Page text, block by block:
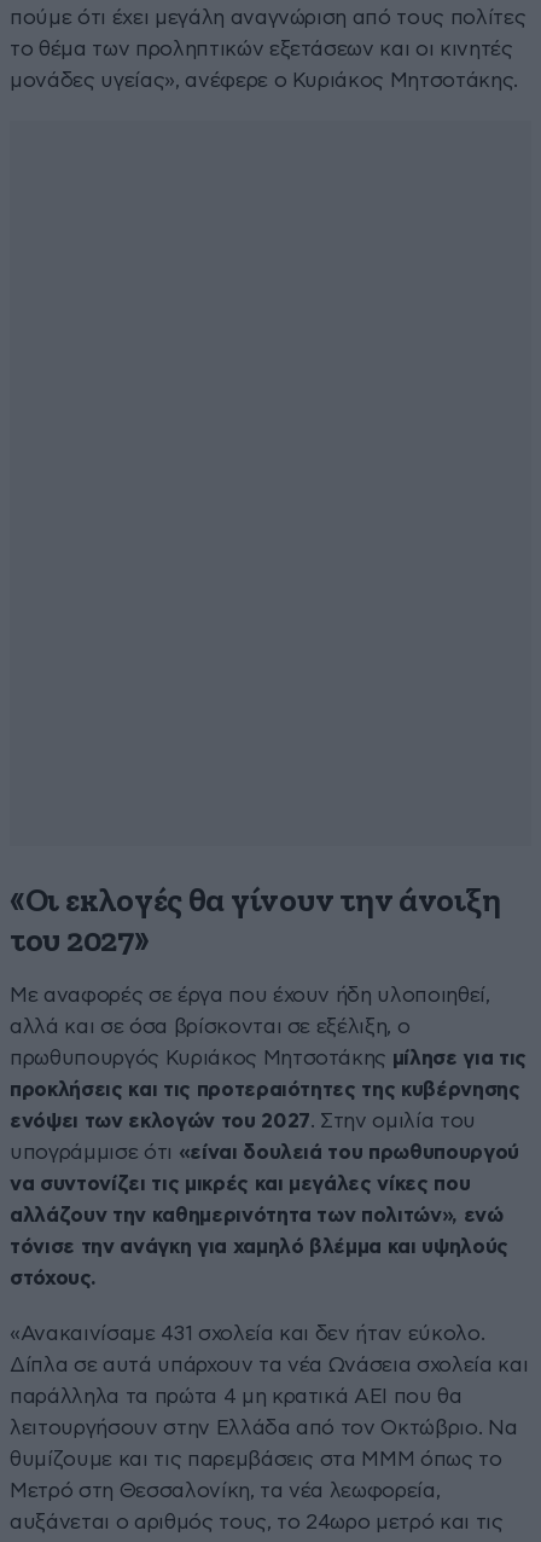
πούμε ότι έχει μεγάλη αναγνώριση από τους πολίτες
το θέμα των προληπτικών εξετάσεων και οι κινητές
μονάδες υγείας», ανέφερε ο Κυριάκος Μητσοτάκης.
«Οι εκλογές θα γίνουν την άνοιξη
του 2027»
Με αναφορές σε έργα που έχουν ήδη υλοποιηθεί,
αλλά και σε όσα βρίσκονται σε εξέλιξη, ο
πρωθυπουργός Κυριάκος Μητσοτάκης μίλησε για τις
προκλήσεις και τις προτεραιότητες της κυβέρνησης
ενόψει των εκλογών του 2027. Στην ομιλία του
υπογράμμισε ότι «είναι δουλειά του πρωθυπουργού
να συντονίζει τις μικρές και μεγάλες νίκες που
αλλάζουν την καθημερινότητα των πολιτών», ενώ
τόνισε την ανάγκη για χαμηλό βλέμμα και υψηλούς
στόχους.
«Ανακαινίσαμε 431 σχολεία και δεν ήταν εύκολο.
Δίπλα σε αυτά υπάρχουν τα νέα Ωνάσεια σχολεία και
παράλληλα τα πρώτα 4 μη κρατικά ΑΕΙ που θα
λειτουργήσουν στην Ελλάδα από τον Οκτώβριο. Να
θυμίζουμε και τις παρεμβάσεις στα ΜΜΜ όπως το
Μετρό στη Θεσσαλονίκη, τα νέα λεωφορεία,
αυξάνεται ο αριθμός τους, το 24ωρο μετρό και τις